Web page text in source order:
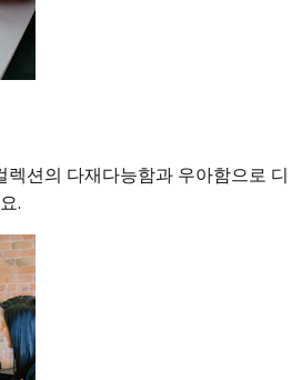
렉션의 다재다능함과 우아함으로 디
.